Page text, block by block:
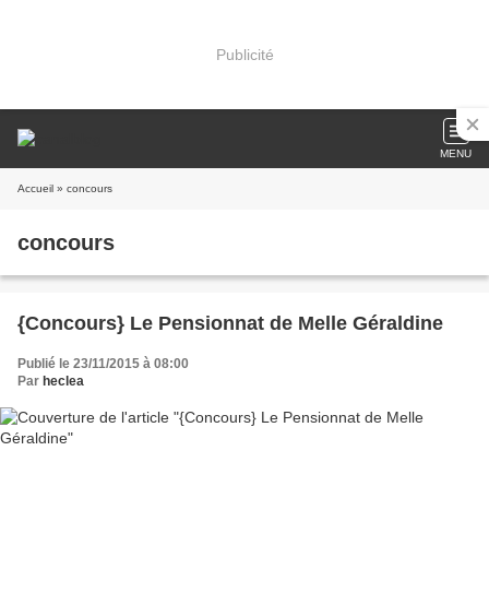
Publicité
MENU
Accueil » concours
concours
{Concours} Le Pensionnat de Melle Géraldine
Publié le 23/11/2015 à 08:00
Par heclea